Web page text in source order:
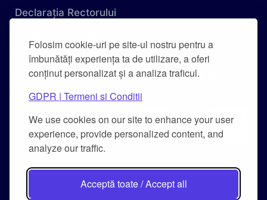
Folosim cookie-uri pe site-ul nostru pentru a
îmbunătăți experiența ta de utilizare, a oferi
conținut personalizat și a analiza traficul.
GDPR | Termeni si Conditii
We use cookies on our site to enhance your user
experience, provide personalized content, and
analyze our traffic.
Acceptă toate / Accept all
Declarația Rectorului
Carta Universității
Combaterea hărțuirii pe criteriu de sex și a
hărțuirii morale